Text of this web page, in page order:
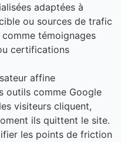
adaptées à
ou sources de trafic
témoignages
certifications
affine
outils comme Google
visiteurs cliquent,
ils quittent le site.
les points de friction